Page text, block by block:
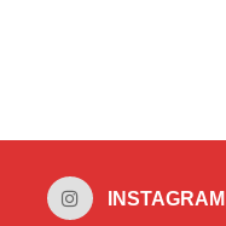
INSTAGRAM